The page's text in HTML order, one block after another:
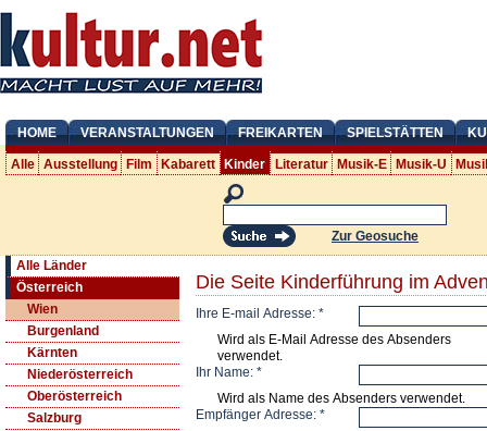
HOME VERANSTALTUNGEN FREIKARTEN SPIELSTÄTTEN
Alle Ausstellung Film Kabarett Kinder Literatur Musik-E Musik-U
Zur Geosuche
Alle Länder
Österreich
Wien
Burgenland
Kärnten
Niederösterreich
Oberösterreich
Salzburg
Die Seite Kinderführung im
Ihre E-mail Adresse: *
Wird als E-Mail Adresse des Absenders
verwendet.
Ihr Name: *
Wird als Name des Absenders verwendet.
Empfänger Adresse: *